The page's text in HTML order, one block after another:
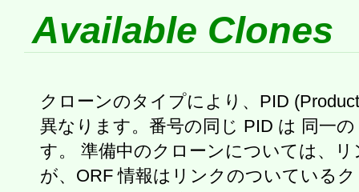
Available Clones
クローンのタイプにより、PID
異なります。番号の同じ PID は 同一
す。 準備中のクローンについては、
が、ORF 情報はリンクのついている